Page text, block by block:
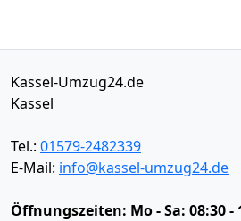
Kassel-Umzug24.de
Kassel
Tel.: 01579-2482339
E-Mail: info@kassel-umzug24.de
Öffnungszeiten: Mo - Sa: 08:30 -